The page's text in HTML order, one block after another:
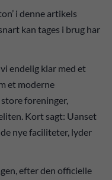
i denne artikels
kan tages i brug har
endelig klar med et
et moderne
foreninger,
Kort sagt: Uanset
nye faciliteter, lyder
efter den officielle